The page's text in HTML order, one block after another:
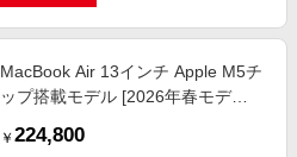
MacBook Air 13インチ Apple M5チ
ップ搭載モデル [2026年春モデ
CPUと8コアGPU] スターライト
￥ 224,800